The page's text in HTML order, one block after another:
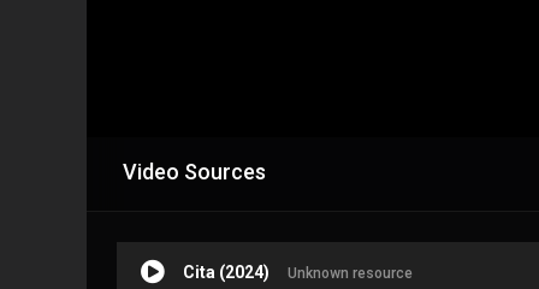
Video Sources
Cita (2024) Unknown resource